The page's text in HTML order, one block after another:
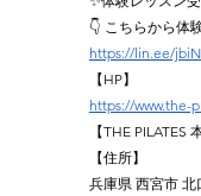
👇 こちらから体
https://lin.ee/
【HP】
https://www.the-
【THE PILATES
【住所】
兵庫県 西宮市 北